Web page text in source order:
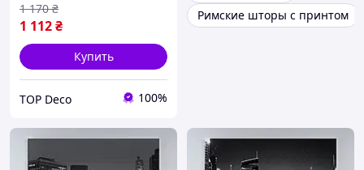
1 112₴
1 170 ₴
Купить
TOP Deco 100%
Римские шторы с принтом